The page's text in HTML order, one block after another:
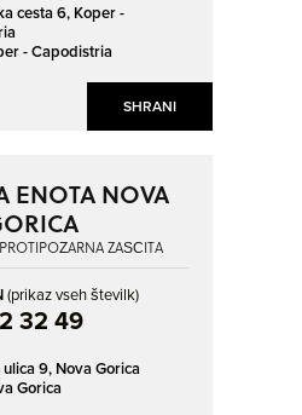
SHRANI
cesta 6, Koper -
- Capodistria
ENOTA NOVA
ZAŠČITA
(prikaz vseh številk)
32 49
9, Nova Gorica
Gorica